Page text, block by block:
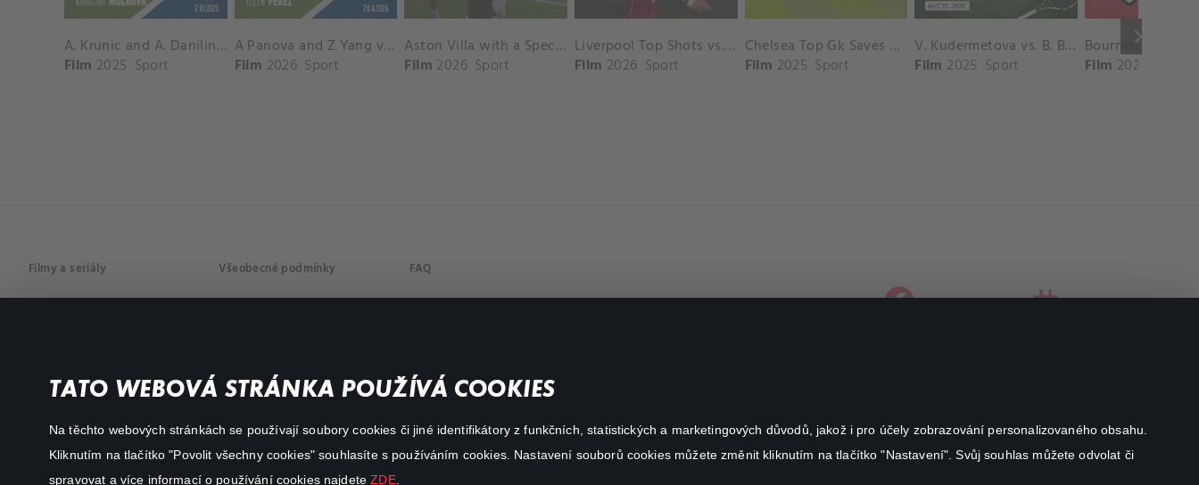
TATO WEBOVÁ STRÁNKA POUŽÍVÁ COOKIES
Na těchto webových stránkách se používají soubory cookies či jiné identifikátory z funkčních, statistických a marketingových důvodů, jakož i pro účely zobrazování personalizovaného obsahu.
Kliknutím na tlačítko "Povolit všechny cookies" souhlasíte s používáním cookies. Nastavení souborů cookies můžete změnit kliknutím na tlačítko "Nastavení". Svůj souhlas můžete odvolat či
spravovat a více informací o používání cookies najdeteZDE.
keyboard_arrow_right
A. Krunic and A. Danilina vs. P. Hon and K. Muchova Match Highlights - BEIJING_Capital Group Diamond ( October 02, 2025)
Film 2025 Sport
A Panova and Z Yang vs D Schuurs and E Perez Match Highlights - MADRID_Court 8 ( April 24, 2026)
Film 2026 Sport
Aston Villa with a Spectacular Goal vs. Nottingham Forest
Film 2026 Sport
Liverpool Top Shots vs. Fulham
Film 2026 Sport
Chelsea Top Gk Saves vs. Crystal Palace
Film 2025 Sport
V. Kudermetova vs. B. Bencic Match Highlights - CINCINNATI_Champions Court ( August 10, 2025)
Film 2025 Sport Film 2025
Filmy a seriály
Akční
Všeobecné podmínky FAQ
facebookinstagram
Canal+ Luxembourg S. à r.l. se sídlem Rue Albert Borschette 4,